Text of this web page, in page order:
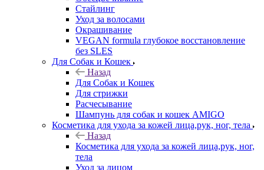
Стайлинг
Уход за волосами
Окрашивание
VEGAN formula глубокое восстановление
без SLES
Для Собак и Кошек
Назад
Для Собак и Кошек
Для стрижки
Расчесывание
Шампунь для собак и кошек AMIGO
Косметика для ухода за кожей лица,рук, ног, тела
Назад
Косметика для ухода за кожей лица,рук, ног,
тела
Уход за лицом